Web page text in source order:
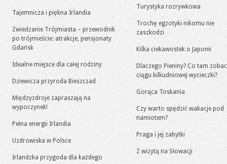
Tajemnicza i piękna Irlandia
Zwiedzanie Trójmiasta – przewodnik
po trójmieście: atrakcje, pensjonaty
Gdańsk
Idealne miejsce dla całej rodziny
Dziewicza przyroda Bieszczad
Międzyzdroje zapraszają na
wypoczynek!
Pełna energii Irlandia
Uzdrowiska w Polsce
Irlandzka przygoda dla każdego
Turystyka rozrywkowa
Trochę egzotyki nikomu nie
zaszkodzi
Kilka ciekawostek o Japonii
Dlaczego Pieniny? Co tam
ciągu kilkudniowej wycieczki?
Gorąca Toskania
Czy warto spędzić wakacje pod
namiotem?
Praga i jej zabytki
Z wizytą na Słowacji